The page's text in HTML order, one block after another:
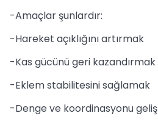
-Amaçlar şunlardır:
-Hareket açıklığını artırmak
-Kas gücünü geri kazandırmak
-Eklem stabilitesini sağlamak
-Denge ve koordinasyonu